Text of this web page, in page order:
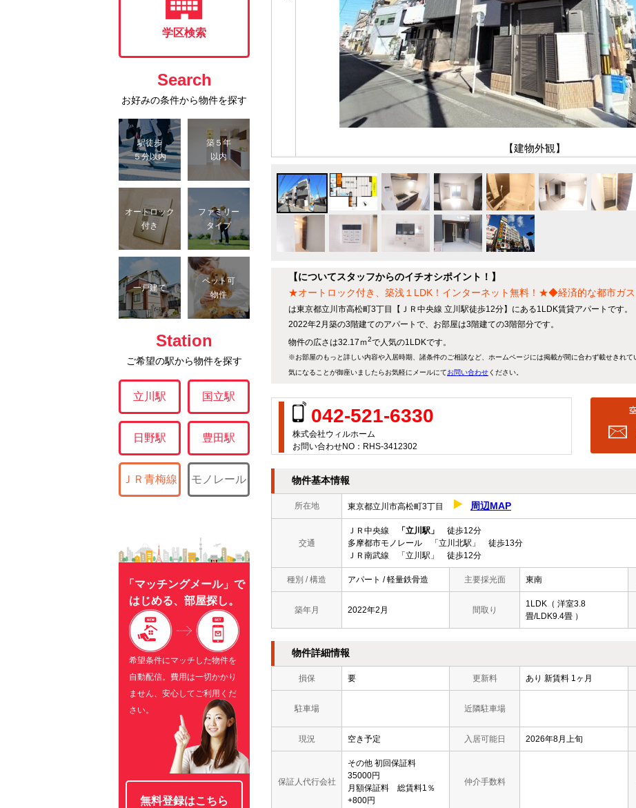
【建物外観】
【についてスタッフからのイチオシポイント！】
★オートロック付き、築浅１LDK！インターネット無料！★◆経済的な都市ガ
は東京都立川市高松町3丁目【ＪＲ中央線 立川駅徒歩12分】にある1LDK賃貸アパートです。
2022年2月築の3階建てのアパートで、お部屋は3階建ての3階部分です。
物件の広さは32.17ｍ2で人気の1LDKです。
※お部屋のもっと詳しい内容や入居時期、諸条件のご相談など、ホームページには掲載が間に合わず載せきれて
気になることが御座いましたらお気軽にメールにてお問い合わせください。
042-521-6330
株式会社ウィルホーム
お問い合わせNO：RHS-3412302
物件基本情報
所在地 東京都立川市高松町3丁目 周辺MAP
交通
ＪＲ中央線 「立川駅」
徒歩12分
多摩都市モノレール 「立川北駅」 徒歩13分
ＪＲ南武線 「立川駅」 徒歩12分
種別 / 構造 アパート / 軽量鉄骨造 主要採光面 東南
築年月 2022年2月 間取り
1LDK（ 洋室3.8
畳/LDK9.4畳 ）
物件詳細情報
損保 要 更新料 あり 新賃料 1ヶ月
駐車場 近隣駐車場
現況 空き予定 入居可能日 2026年8月上旬
保証人代行会社
その他 初回保証料
35000円
月額保証料 総賃料1％
+800円
仲介手数料
学区検索
Search
お好みの条件から物件を探す
駅徒歩
５分以内
築５年
以内
オートロック
付き
ファミリー
タイプ
一戸建て
ペット可
物件
Station
ご希望の駅から物件を探す
立川駅 国立駅
日野駅 豊田駅
ＪＲ青梅線 モノレール
「マッチングメール」で
はじめる、部屋探し。
希望条件にマッチした物件を
自動配信。費用は一切かかり
ません、安心してご利用くだ
さい。
無料登録はこちら